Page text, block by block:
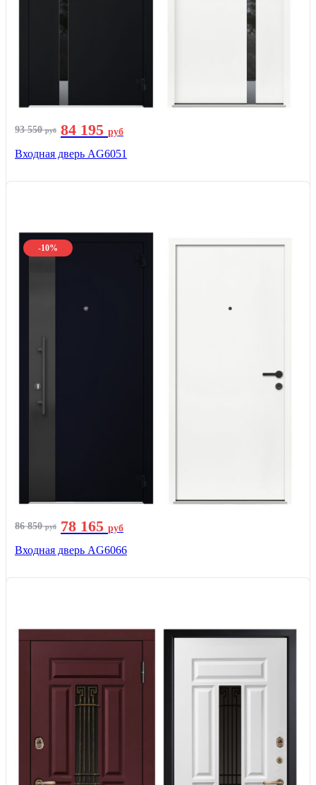
93 550руб 84 195 руб
Входная дверь AG6051
-10%
86 850руб 78 165 руб
Входная дверь AG6066